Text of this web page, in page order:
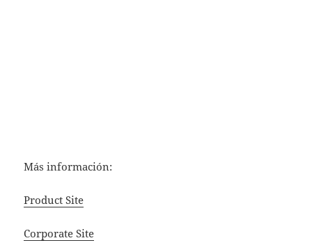
Más información:
Product Site
Corporate Site